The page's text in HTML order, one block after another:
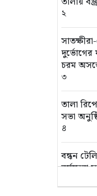
২
দুর্ভোগের
চরম
৩
‎তালা
সভা
৪
বন্ধন
বর্ষসেরা